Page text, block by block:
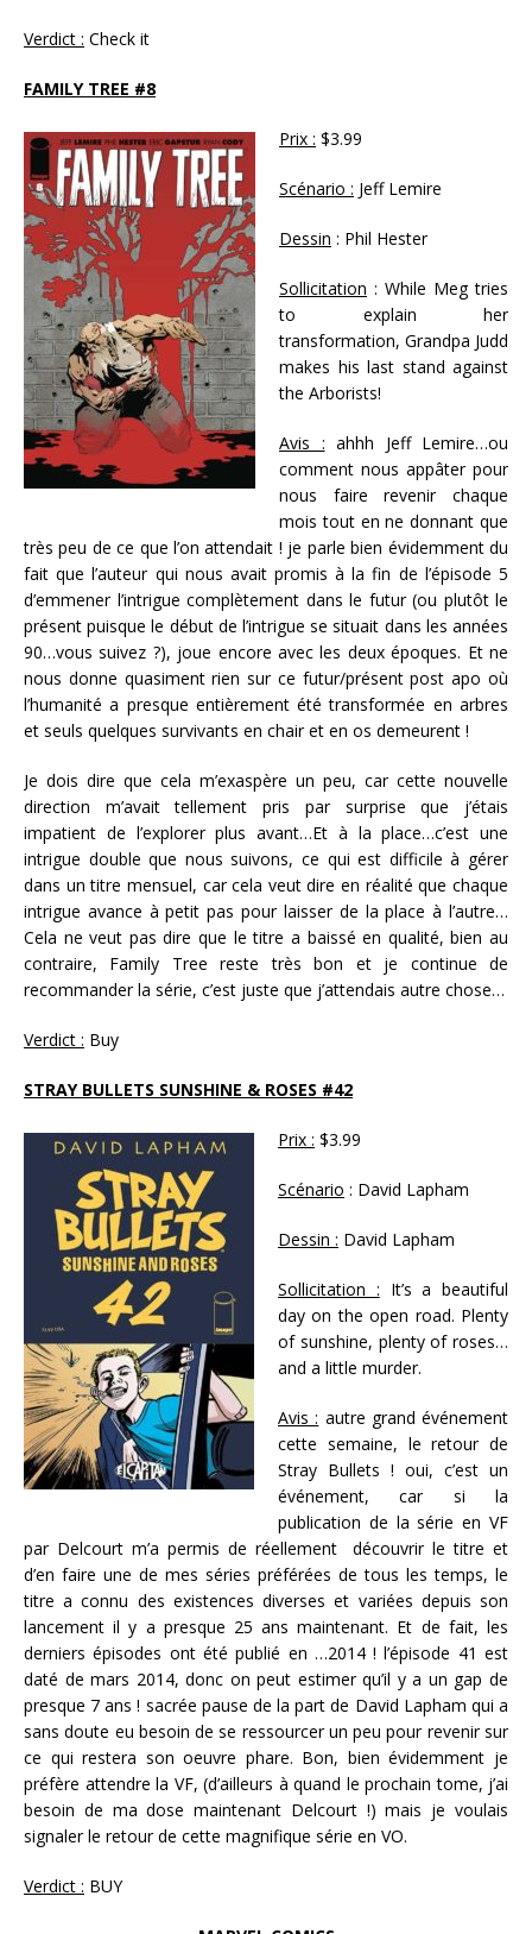
Verdict : Check it
FAMILY TREE #8
Prix : $3.99
Scénario : Jeff Lemire
Dessin : Phil Hester
Sollicitation : While Meg tries
to explain her
transformation, Grandpa Judd
makes his last stand against
the Arborists!
Avis : ahhh Jeff Lemire…ou
comment nous appâter pour
nous faire revenir chaque
mois tout en ne donnant que
très peu de ce que l’on attendait ! je parle bien évidemment du
fait que l’auteur qui nous avait promis à la fin de l’épisode 5
d’emmener l’intrigue complètement dans le futur (ou plutôt le
présent puisque le début de l’intrigue se situait dans les années
90…vous suivez ?), joue encore avec les deux époques. Et ne
nous donne quasiment rien sur ce futur/présent post apo où
l’humanité a presque entièrement été transformée en arbres
et seuls quelques survivants en chair et en os demeurent !
Je dois dire que cela m’exaspère un peu, car cette nouvelle
direction m’avait tellement pris par surprise que j’étais
impatient de l’explorer plus avant…Et à la place…c’est une
intrigue double que nous suivons, ce qui est difficile à gérer
dans un titre mensuel, car cela veut dire en réalité que chaque
intrigue avance à petit pas pour laisser de la place à l’autre…
Cela ne veut pas dire que le titre a baissé en qualité, bien au
contraire, Family Tree reste très bon et je continue de
recommander la série, c’est juste que j’attendais autre chose…
Verdict : Buy
STRAY BULLETS SUNSHINE & ROSES #42
Prix : $3.99
Scénario : David Lapham
Dessin : David Lapham
Sollicitation : It’s a beautiful
day on the open road. Plenty
of sunshine, plenty of roses…
and a little murder.
Avis : autre grand événement
cette semaine, le retour de
Stray Bullets ! oui, c’est un
événement, car si la
publication de la série en VF
par Delcourt m’a permis de réellement découvrir le titre et
d’en faire une de mes séries préférées de tous les temps, le
titre a connu des existences diverses et variées depuis son
lancement il y a presque 25 ans maintenant. Et de fait, les
derniers épisodes ont été publié en …2014 ! l’épisode 41 est
daté de mars 2014, donc on peut estimer qu’il y a un gap de
presque 7 ans ! sacrée pause de la part de David Lapham qui a
sans doute eu besoin de se ressourcer un peu pour revenir sur
ce qui restera son oeuvre phare. Bon, bien évidemment je
préfère attendre la VF, (d’ailleurs à quand le prochain tome, j’ai
besoin de ma dose maintenant Delcourt !) mais je voulais
signaler le retour de cette magnifique série en VO.
Verdict : BUY